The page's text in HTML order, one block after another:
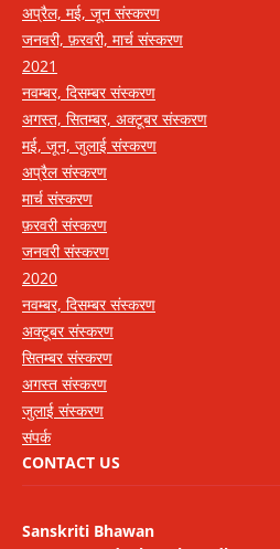
अप्रैल, मई, जून संस्करण
जनवरी, फ़रवरी, मार्च संस्करण
2021
नवम्बर, दिसम्बर संस्करण
अगस्त, सितम्बर, अक्टूबर संस्करण
मई, जून, जुलाई संस्करण
अप्रैल संस्करण
मार्च संस्करण
फ़रवरी संस्करण
जनवरी संस्करण
2020
नवम्बर, दिसम्बर संस्करण
अक्टूबर संस्करण
सितम्बर संस्करण
अगस्त संस्करण
जुलाई संस्करण
संपर्क
CONTACT US
Sanskriti Bhawan